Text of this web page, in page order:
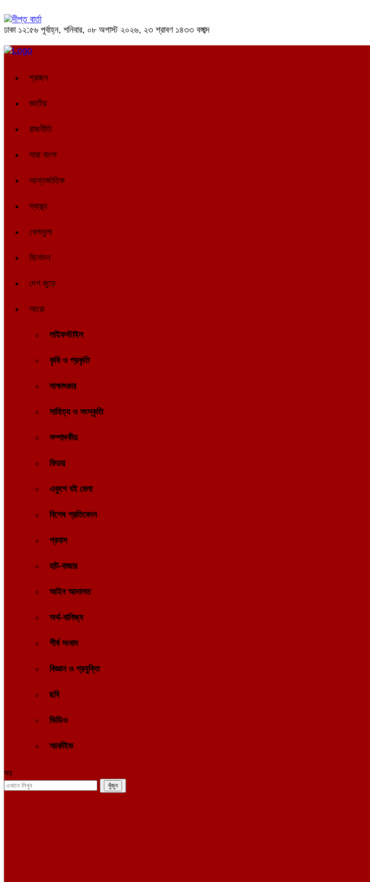
ঢাকা ১২:৫৬ পূর্বাহ্ন, শনিবার, ০৮ অগাস্ট ২০২৬, ২৩ শ্রাবণ ১৪৩৩ বঙ্গাব্দ
প্রচ্ছদ
জাতীয়
রাজনীতি
সারা বাংলা
আন্তর্জাতিক
স্বাস্থ্য
খেলাধুলা
বিনোদন
দেশ জুড়ে
আরো
লাইফস্টাইল
কৃষি ও প্রকৃতি
সাক্ষাৎকার
সাহিত্য ও সংস্কৃতি
সম্পাদকীয়
ফিচার
একুশে বই মেলা
বিশেষ প্রতিবেদন
প্রবাস
হাট-বাজার
আইন আদালত
অর্থ-বানিজ্য
শীর্ষ সংবাদ
বিজ্ঞান ও প্রযুক্তি
ছবি
ভিডিও
আর্কাইভ
সব